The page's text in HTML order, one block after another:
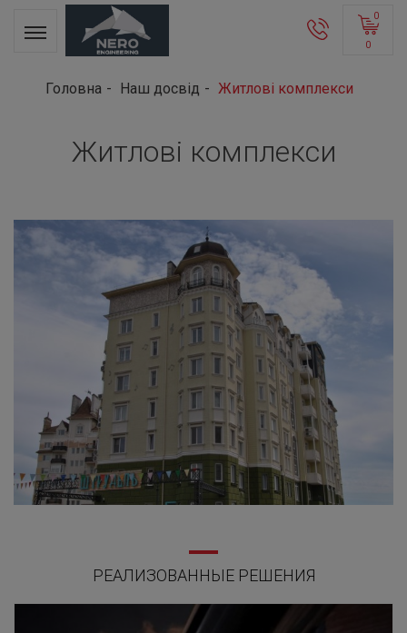
0
0
Головна Наш досвід Житлові комплекси
Житлові комплекси
РЕАЛИЗОВАННЫЕ РЕШЕНИЯ